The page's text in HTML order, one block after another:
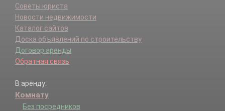
Советы юриста
Новости недвижимости
Каталог сайтов
Доска объявлений по строительству
Договор аренды
Обратная связь
В аренду:
Комнату
Без посредников